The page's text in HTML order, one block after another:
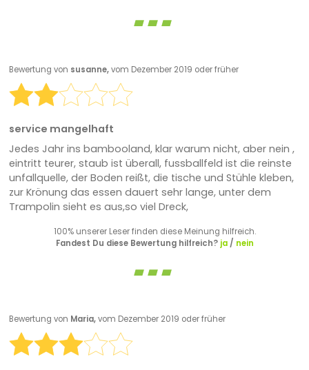
Bewertung von susanne,vom Dezember 2019 oder früher
service mangelhaft
Jedes Jahr ins bambooland, klar warum nicht, aber nein ,
eintritt teurer, staub ist überall, fussballfeld ist die reinste
unfallquelle, der Boden reißt, die tische und Stühle kleben,
zur Krönung das essen dauert sehr lange, unter dem
Trampolin sieht es aus,so viel Dreck,
100% unserer Leser finden diese Meinung hilfreich.
Fandest Du diese Bewertung hilfreich? ja/ nein
Bewertung von Maria,vom Dezember 2019 oder früher